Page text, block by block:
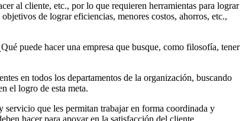
al cliente, etc., por lo que requieren herramientas para lograr
de lograr eficiencias, menores costos, ahorros, etc.,
puede hacer una empresa que busque, como filosofía, tener
en todos los departamentos de la organización, buscando
el logro de esta meta.
servicio que les permitan trabajar en forma coordinada y